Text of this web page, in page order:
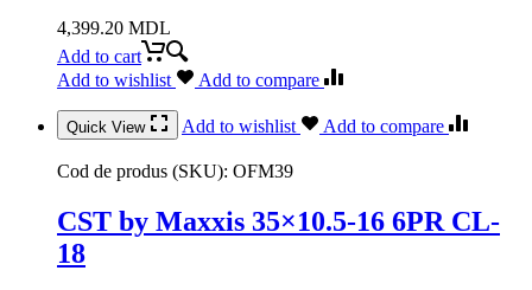
4,399.20 MDL
Add to cart
Add to wishlist
Add to compare
Quick View Add to wishlist Add to compare
Cod de produs (SKU): OFM39
CST by Maxxis 35×10.5-16 6PR CL-
18